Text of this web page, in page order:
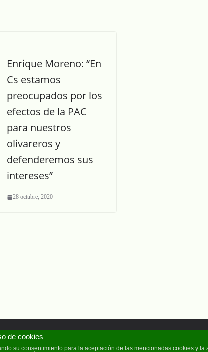
Enrique Moreno: “En
Cs estamos
preocupados por los
efectos de la PAC
para nuestros
olivareros y
defenderemos sus
intereses”
28 octubre, 2020
de cookies
su consentimiento para la aceptación de las mencionadas cookies y la